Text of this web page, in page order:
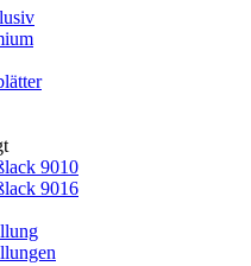
9010
9016